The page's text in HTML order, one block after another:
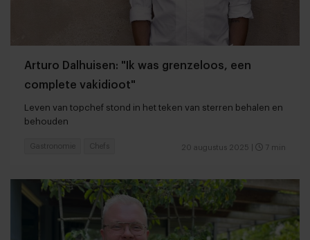
Arturo Dalhuisen: "Ik was grenzeloos, een
complete vakidioot"
Leven van topchef stond in het teken van sterren behalen en
behouden
20 augustus 2025 7 min
Gastronomie Chefs